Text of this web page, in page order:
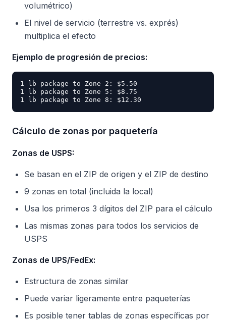
volumétrico)
El nivel de servicio (terrestre vs. exprés)
multiplica el efecto
Ejemplo de progresión de precios:
1 lb package to Zone 2: $5.50
1 lb package to Zone 5: $8.75
Cálculo de zonas por paquetería
Zonas de USPS:
Se basan en el ZIP de origen y el ZIP de destino
9 zonas en total (incluida la local)
Usa los primeros 3 dígitos del ZIP para el cálculo
Las mismas zonas para todos los servicios de
USPS
Zonas de UPS/FedEx:
Estructura de zonas similar
Puede variar ligeramente entre paqueterías
Es posible tener tablas de zonas específicas por